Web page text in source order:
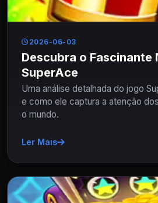
2026-06-03
Descubra o Fascinante
SuperAce
Uma análise detalhada do jogo
e como ele captura a atenção
o mundo.
Ler Mais